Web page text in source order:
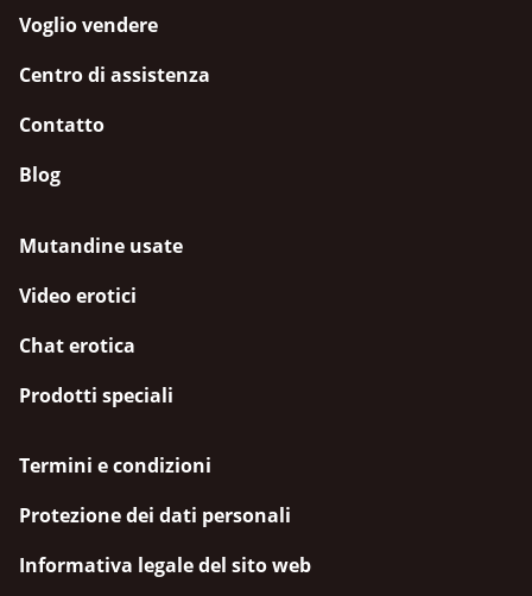
Voglio vendere
Centro di assistenza
Contatto
Blog
Mutandine usate
Video erotici
Chat erotica
Prodotti speciali
Termini e condizioni
Protezione dei dati personali
Informativa legale del sito web